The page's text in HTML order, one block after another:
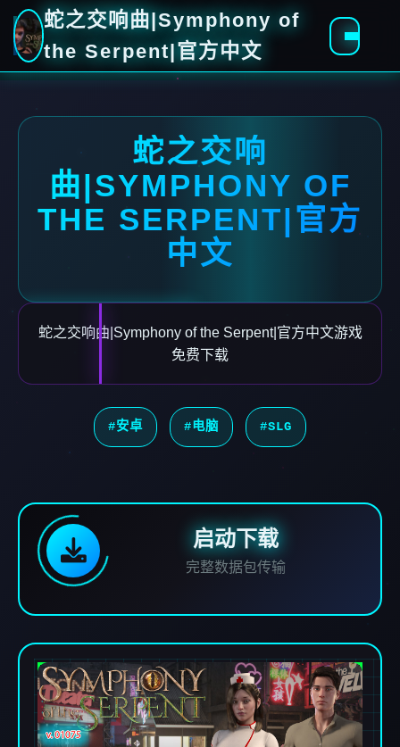
蛇之交响曲|Symphony of
the Serpent|官方中文
蛇之交响
曲|SYMPHONY OF
THE SERPENT|官方
中文
蛇之交响曲|Symphony of the Serpent|官方中文游戏
免费下载
#安卓 #电脑 #SLG
启动下载
完整数据包传输